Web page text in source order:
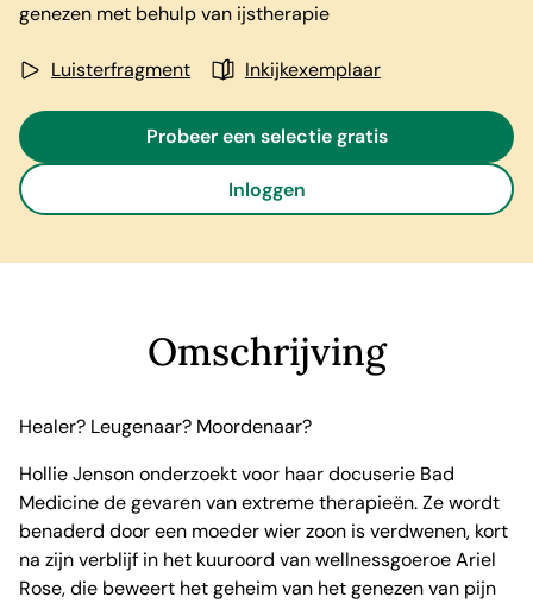
genezen met behulp van ijstherapie
Luisterfragment Inkijkexemplaar
Probeer een selectie gratis
Inloggen
Omschrijving
Healer? Leugenaar? Moordenaar?
Hollie Jenson onderzoekt voor haar docuserie Bad
Medicine de gevaren van extreme therapieën. Ze wordt
benaderd door een moeder wier zoon is verdwenen, kort
na zijn verblijf in het kuuroord van wellnessgoeroe Ariel
Rose, die beweert het geheim van het genezen van pijn